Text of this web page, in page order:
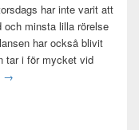
har inte varit att
minsta lilla rörelse
har också blivit
tar i för mycket vid
Träningsvärken från helvetet
→